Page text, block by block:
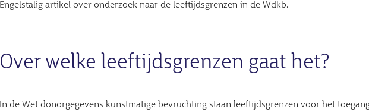
Engelstalig artikel over onderzoek naar de leeftijdsgrenzen in de Wdkb.
Over welke leeftijdsgrenzen gaat het?
In de Wet donorgegevens kunstmatige bevruchting staan leeftijdsgrenzen voor het